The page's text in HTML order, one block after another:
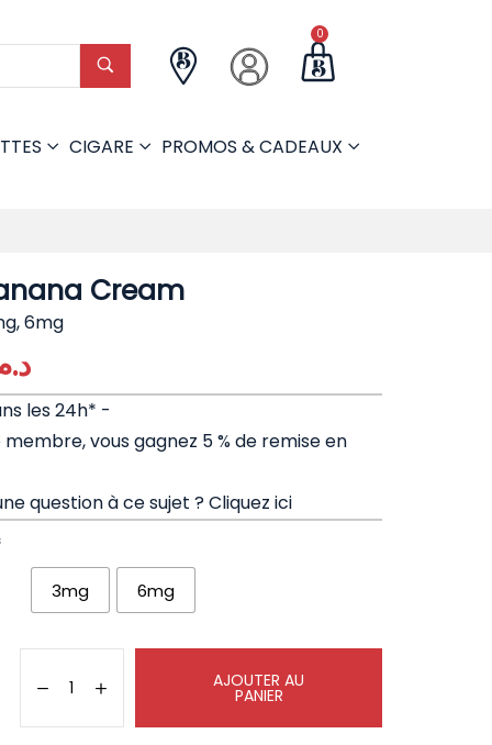
0
CIGARE PROMOS & CADEAUX
Cream
6mg
les 24h* -
vous gagnez 5 % de remise en
question à ce sujet ?Cliquez ici
3mg 6mg
AJOUTER AU
PANIER